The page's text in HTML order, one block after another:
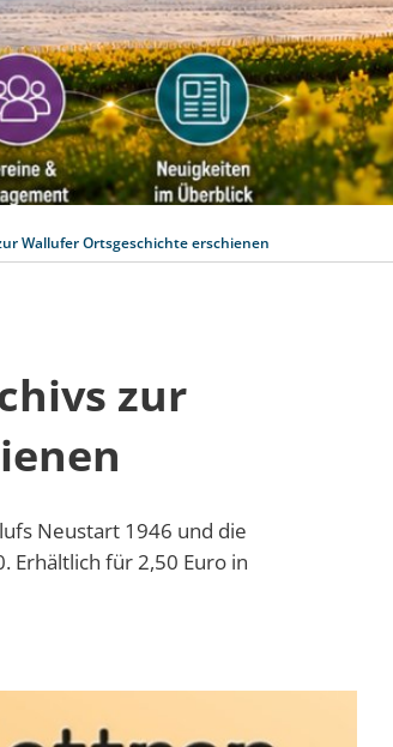
Wallufer Ortsgeschichte erschienen
zur
Neustart 1946 und die
Erhältlich für 2,50 Euro in